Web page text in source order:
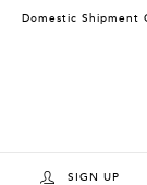
Domestic Shipment
SIGN UP